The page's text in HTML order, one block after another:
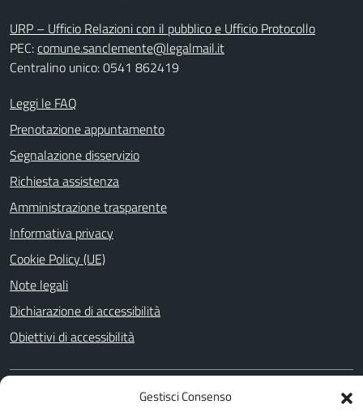
Gestisci Consenso
URP – Ufficio Relazioni con il pubblico e Ufficio Protocollo
PEC:comune.sanclemente@legalmail.it
Centralino unico: 0541 862419
Leggi le FAQ
Prenotazione appuntamento
Segnalazione disservizio
Richiesta assistenza
Amministrazione trasparente
Informativa privacy
Cookie Policy (UE)
Note legali
Dichiarazione di accessibilità
Obiettivi di accessibilità